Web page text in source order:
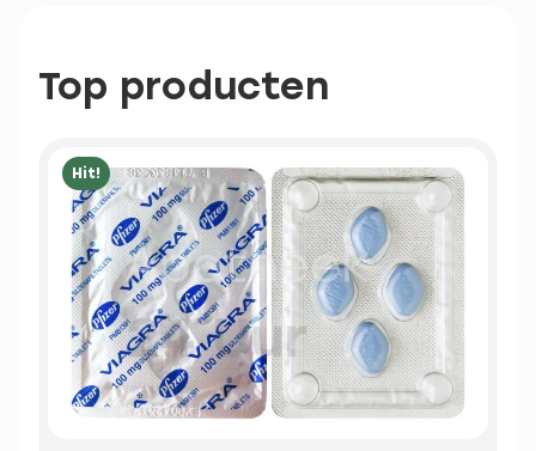
Top producten
Hit!